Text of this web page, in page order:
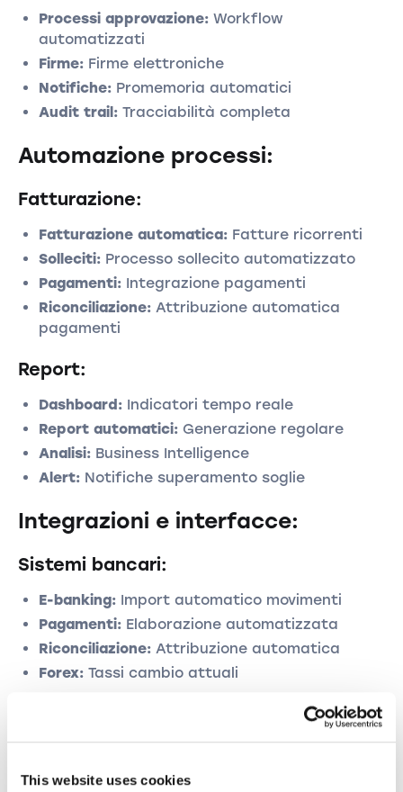
This website uses cookies
Processi approvazione: Workflow
automatizzati
Firme: Firme elettroniche
Notifiche: Promemoria automatici
Audit trail: Tracciabilità completa
Automazione processi:
Fatturazione:
Fatturazione automatica: Fatture ricorrenti
Solleciti: Processo sollecito automatizzato
Pagamenti: Integrazione pagamenti
Riconciliazione: Attribuzione automatica
pagamenti
Report:
Dashboard: Indicatori tempo reale
Report automatici: Generazione regolare
Analisi: Business Intelligence
Alert: Notifiche superamento soglie
Integrazioni e interfacce:
Sistemi bancari:
E-banking: Import automatico movimenti
Pagamenti: Elaborazione automatizzata
Riconciliazione: Attribuzione automatica
Forex: Tassi cambio attuali
E-commerce: Import automatico ordini